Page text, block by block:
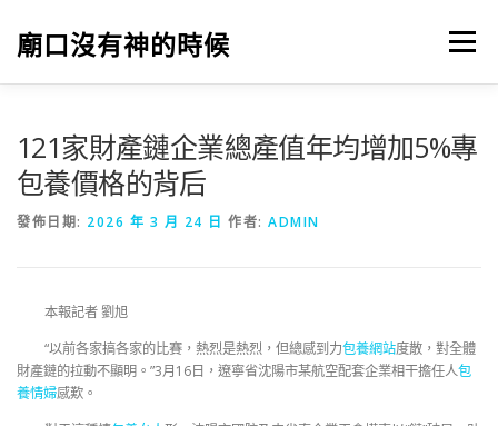
廟口沒有神的時候 選單
121家財產鏈企業總產值年均增加5%專
包養價格的背后
發佈日期: 2026 年 3 月 24 日 作者: ADMIN
本報記者 劉旭
“以前各家搞各家的比賽，熱烈是熱烈，但總感到力包養網站度散，對全體
財產鏈的拉動不顯明。”3月16日，遼寧省沈陽市某航空配套企業相干擔任人包
養情婦感歎。